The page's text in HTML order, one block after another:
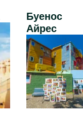
Буенос
Айрес